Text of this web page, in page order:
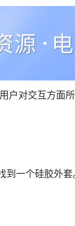
对交互方面
一个硅胶外